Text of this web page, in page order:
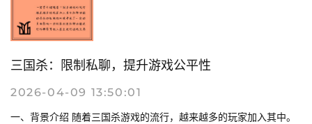
三国杀：限制私聊，提升游戏公平性
2026-04-09 13:50:01
一、背景介绍 随着三国杀游戏的流行，越来越多的玩家加入其中。